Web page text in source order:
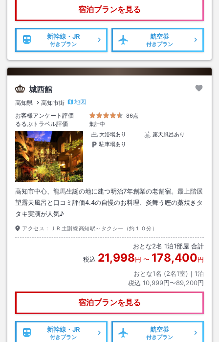
宿泊プランを見る
新幹線・JR
付きプラン
航空券
付きプラン
城西館
高知県 高知市街
地図
お客様アンケート評価
86点
るるぶトラベル評価
集計中
大浴場あり
露天風呂あり
駐車場あり
高知市中心、龍馬生誕の地に建つ明治7年創業の老舗宿。最上階展
望露天風呂と口コミ評価4.4の自慢のお料理、炎舞う鰹の藁焼きタ
タキ実演が人気♪
アクセス： ＪＲ土讃線高知駅～タクシー（約１０分）
おとな2名 1泊1部屋 合計
税込 21,998円 〜 178,400円
おとな1名 (2名1室)｜ 1泊
税込 10,999円〜89,200円
宿泊プランを見る
新幹線・JR
付きプラン
航空券
付きプラン